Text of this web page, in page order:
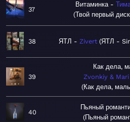
37
Витаминка
Твой первый
38 ЯТЛ Zivert ЯТЛ -
39
Как дела,
Zvonkiy &
Как дела,
40
Пьяный
Пьяный